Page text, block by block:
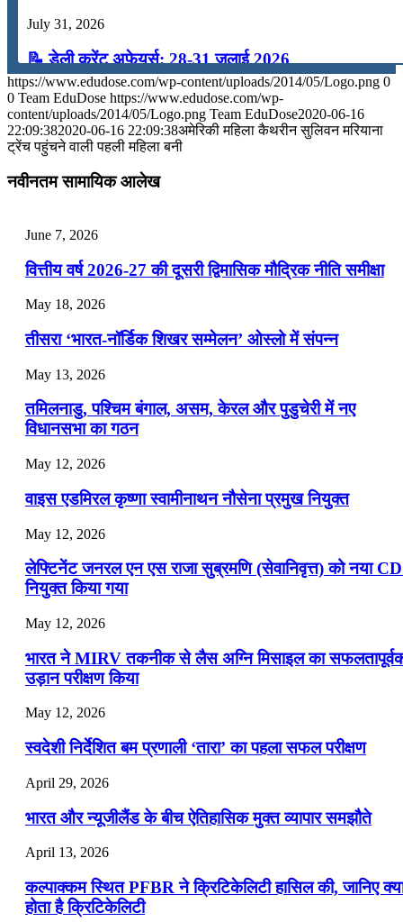
July 31, 2026
📝 डेली करेंट अफेयर्स: 28-31 जुलाई 2026
July 28, 2026
📝 डेली करेंट अफेयर्स: 25-27 जुलाई 2026
July 22, 2026
📝 डेली करेंट अफेयर्स: 19-21 जुलाई 2026
July 19, 2026
📝 डेली करेंट अफेयर्स: 16-18 जुलाई 2026
July 16, 2026
📝 डेली करेंट अफेयर्स: 13-15 जुलाई 2026
https://www.edudose.com/wp-content/uploads/2014/05/Logo.png 0
0 Team EduDose https://www.edudose.com/wp-
content/uploads/2014/05/Logo.png Team EduDose2020-06-16
22:09:382020-06-16 22:09:38अमेरिकी महिला कैथरीन सुलिवन मरियाना
ट्रेंच पहुंचने वाली पहली महिला बनी
नवीनतम सामायिक आलेख
June 7, 2026
वित्तीय वर्ष 2026-27 की दूसरी द्विमासिक मौद्रिक नीति समीक्षा
May 18, 2026
तीसरा ‘भारत-नॉर्डिक शिखर सम्मेलन’ ओस्लो में संपन्न
May 13, 2026
तमिलनाडु, पश्चिम बंगाल, असम, केरल और पुडुचेरी में नए
विधानसभा का गठन
May 12, 2026
वाइस एडमिरल कृष्णा स्वामीनाथन नौसेना प्रमुख नियुक्त
May 12, 2026
लेफ्टिनेंट जनरल एन एस राजा सुब्रमणि (सेवानिवृत्त) को नया
नियुक्त किया गया
May 12, 2026
भारत ने MIRV तकनीक से लैस अग्नि मिसाइल का
उड़ान परीक्षण किया
May 12, 2026
स्वदेशी निर्देशित बम प्रणाली ‘तारा’ का पहला सफल परीक्षण
April 29, 2026
भारत और न्यूजीलैंड के बीच ऐतिहासिक मुक्त व्यापार समझौते
April 13, 2026
कल्पाक्कम स्थित PFBR ने क्रिटिकेलिटी हासिल की, जानिए
होता है क्रिटिकेलिटी